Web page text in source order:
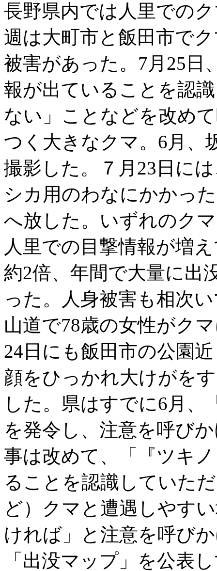
長野県内では人里での
週は大町市と飯田市で
被害があった。7月25日
報が出ていることを認
ない」ことなどを改め
つく大きなクマ。6月、
撮影した。７月23日に
シカ用のわなにかかっ
へ放した。いずれのク
人里での目撃情報が増
約2倍、年間で大量に出
った。人身被害も相次
山道で78歳の女性がク
24日にも飯田市の公園
顔をひっかれ大けがを
した。県はすでに6月、
を発令し、注意を呼び
事は改めて、「『ツキ
ることを認識していた
ど）クマと遭遇しやす
ければ」と注意を呼び
「出没マップ」を公表